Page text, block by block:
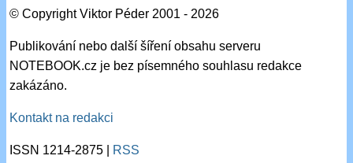
© Copyright Viktor Péder 2001 - 2026
Publikování nebo další šíření obsahu serveru
NOTEBOOK.cz je bez písemného souhlasu redakce
zakázáno.
Kontakt na redakci
ISSN 1214-2875 | RSS